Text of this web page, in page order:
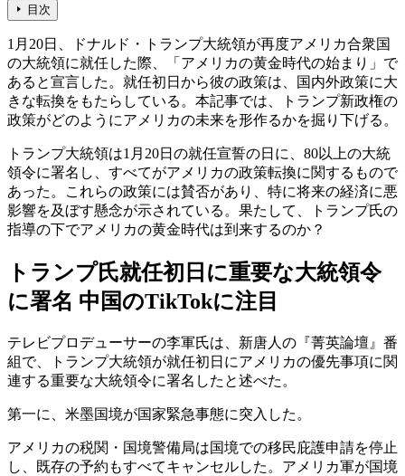
目次
1月20日、ドナルド・トランプ大統領が再度アメリカ合衆国
の大統領に就任した際、「アメリカの黄金時代の始まり」で
あると宣言した。就任初日から彼の政策は、国内外政策に大
きな転換をもたらしている。本記事では、トランプ新政権の
政策がどのようにアメリカの未来を形作るかを掘り下げる。
トランプ大統領は1月20日の就任宣誓の日に、80以上の大統
領令に署名し、すべてがアメリカの政策転換に関するもので
あった。これらの政策には賛否があり、特に将来の経済に悪
影響を及ぼす懸念が示されている。果たして、トランプ氏の
指導の下でアメリカの黄金時代は到来するのか？
トランプ氏就任初日に重要な大統領令
に署名 中国のTikTokに注目
テレビプロデューサーの李軍氏は、新唐人の『菁英論壇』番
組で、トランプ大統領が就任初日にアメリカの優先事項に関
連する重要な大統領令に署名したと述べた。
第一に、米墨国境が国家緊急事態に突入した。
アメリカの税関・国境警備局は国境での移民庇護申請を停止
し、既存の予約もすべてキャンセルした。アメリカ軍が国境